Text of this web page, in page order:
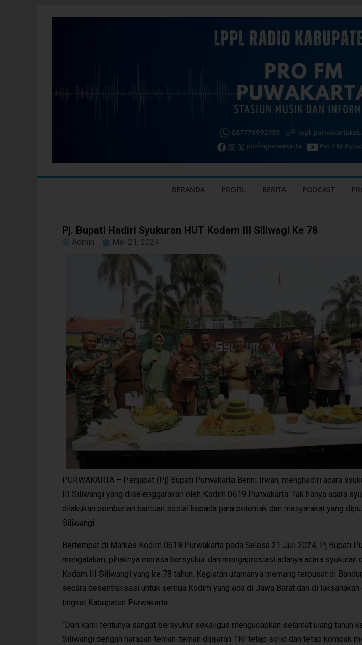
BERANDA PROFIL BERITA PODCAST
Pj. Bupati Hadiri Syukuran HUT Kodam III Siliwagi Ke 78
Admin Mei 21, 2024
PURWAKARTA – Penjabat (Pj) Bupati Purwakarta Benni Irwan, menghadiri acara
III Siliwangi yang diselenggarakan oleh Kodim 0619 Purwakarta. Tak hanya acara
dilakukan pemberian bantuan sosial kepada para peternak dan masyarakat yang
Siliwangi.
Bertempat di Markas Kodim 0619 Purwakarta pada Selasa 21 Juli 2024, Pj Bupati
mengatakan, pihaknya merasa bersyukur dan mengapresiasi adanya acara syukuran
Kodam III Siliwangi yang ke 78 tahun. Kegiatan utamanya memang terpusat di
secara desentralisasi untuk semua Kodim yang ada di Jawa Barat dan di
tingkat Kabupaten Purwakarta.
“Dari kami tentunya sangat bersyukur sekaligus mengucapkan selamat ulang tahun
Siliwangi dengan harapan teman-teman dijajaran TNI tetap solid dan tetap kompak